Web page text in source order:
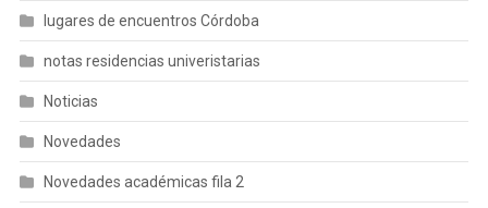
lugares de encuentros Córdoba
notas residencias univeristarias
Noticias
Novedades
Novedades académicas fila 2